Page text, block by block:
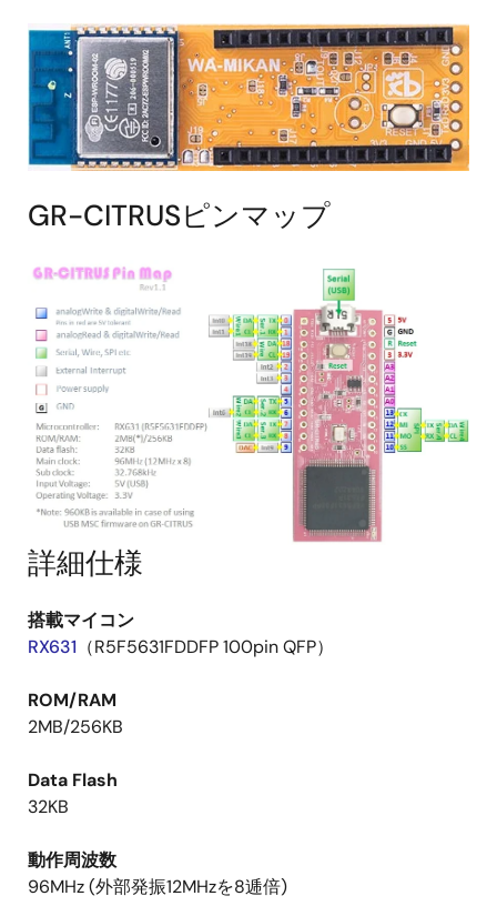
GR-CITRUSピンマップ
詳細仕様
搭載マイコン
RX631 （R5F5631FDDFP 100pin QFP）
ROM/RAM
2MB/256KB
Data Flash
32KB
動作周波数
96MHz (外部発振12MHzを8逓倍)